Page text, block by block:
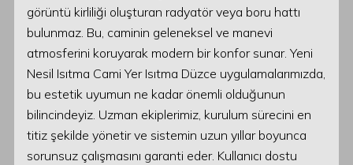
görüntü kirliliği oluşturan radyatör veya boru hattı
bulunmaz. Bu, caminin geleneksel ve manevi
atmosferini koruyarak modern bir konfor sunar. Yeni
Nesil Isıtma Cami Yer Isıtma Düzce uygulamalarımızda,
bu estetik uyumun ne kadar önemli olduğunun
bilincindeyiz. Uzman ekiplerimiz, kurulum sürecini en
titiz şekilde yönetir ve sistemin uzun yıllar boyunca
sorunsuz çalışmasını garanti eder. Kullanıcı dostu